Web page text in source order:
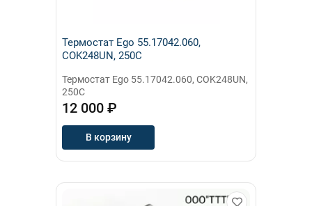
Термостат Ego 55.17042.060,
COK248UN, 250C
Термостат Ego 55.17042.060, COK248UN,
250C
12 000 ₽
В корзину